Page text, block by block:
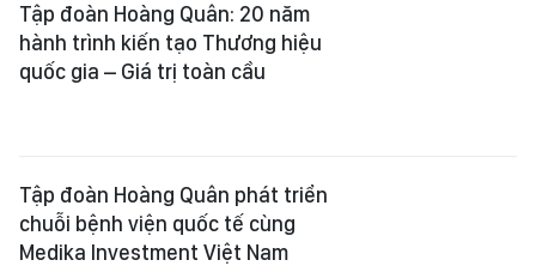
Tập đoàn Hoàng Quân: 20 năm
hành trình kiến tạo Thương hiệu
quốc gia – Giá trị toàn cầu
Tập đoàn Hoàng Quân phát triển
chuỗi bệnh viện quốc tế cùng
Medika Investment Việt Nam